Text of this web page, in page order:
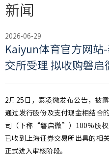
新闻
2026-06-29
Kaiyun体育官方网站
交所受理 拟收购磐启
2月25日，泰凌微发布公告，披
通过发行股份及支付现金相结合
司（下称“磐启微”）100%股权
已收到上海证券交易所出具的相
正式进入审核阶段。